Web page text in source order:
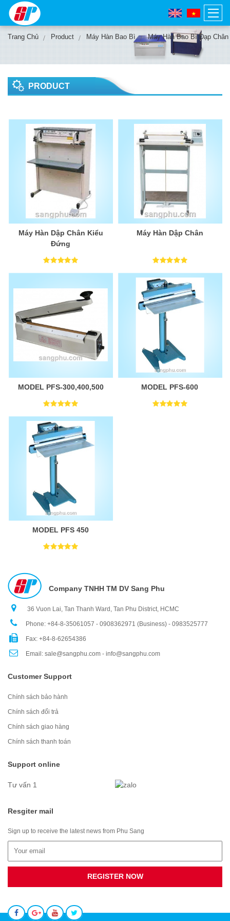
Trang Chủ Product Máy Hàn Bao Bì Máy Hàn Bao Bì Đạp Chân
PRODUCT
Máy Hàn Dập Chân Kiểu
Đứng
Máy Hàn Dập Chân
MODEL PFS-300,400,500 MODEL PFS-600
MODEL PFS 450
Company TNHH TM DV Sang Phu
36 Vuon Lai, Tan Thanh Ward, Tan Phu District, HCMC
Phone: +84-8-35061057 - 0908362971 (Business) - 0983525777
Fax: +84-8-62654386
Email: sale@sangphu.com - info@sangphu.com
Customer Support
Chính sách bảo hành
Chính sách đổi trả
Chính sách giao hàng
Chính sách thanh toán
Support online
Tư vấn 1
Resgiter mail
Sign up to receive the latest news from Phu Sang